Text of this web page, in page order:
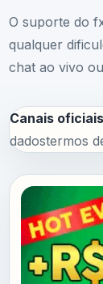
O suporte do
qualquer
chat ao vivo
Canais oficiais
dadostermos